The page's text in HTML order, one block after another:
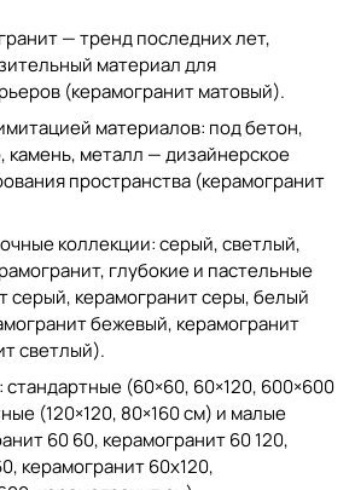
— тренд последних лет,
материал для
(керамогранит матовый).
материалов: под бетон,
камень, металл — дизайнерское
пространства (керамогранит
коллекции: серый, светлый,
глубокие и пастельные
серый, керамогранит серы,белый
бежевый, керамогранит
светлый).
(60×60, 60×120, 600×600
(120×120, 80×160 см) и малые
60 60, керамогранит 60 120,
, керамогранит 60х120,